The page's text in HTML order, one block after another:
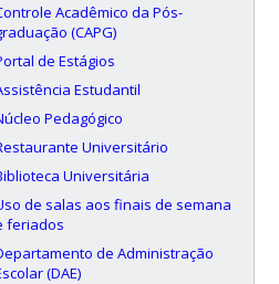
Acadêmico da Pós-
(CAPG)
de Estágios
Estudantil
Pedagógico
Universitário
Universitária
de salas aos finais de semana
feriados
de Administração
(DAE)